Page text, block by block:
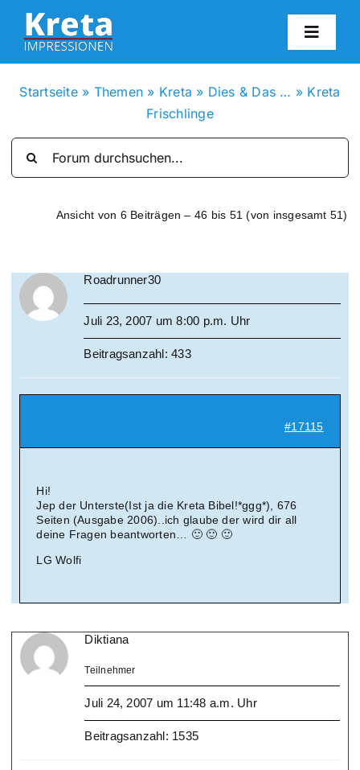
Zum
Inhalt
springen
Suche
Startseite» Themen » Kreta » Dies & Das … » Kreta
Frischlinge
Ansicht von 6 Beiträgen – 46 bis 51 (von insgesamt 51)
Roadrunner30
Juli 23, 2007 um 8:00 p.m. Uhr
Beitragsanzahl: 433
#17115
Hi!
Jep der Unterste(Ist ja die Kreta Bibel!*ggg*), 676
Seiten (Ausgabe 2006)..ich glaube der wird dir all
deine Fragen beantworten… 🙂 🙂 🙂
LG Wolfi
Diktiana
Teilnehmer
Juli 24, 2007 um 11:48 a.m. Uhr
Beitragsanzahl: 1535